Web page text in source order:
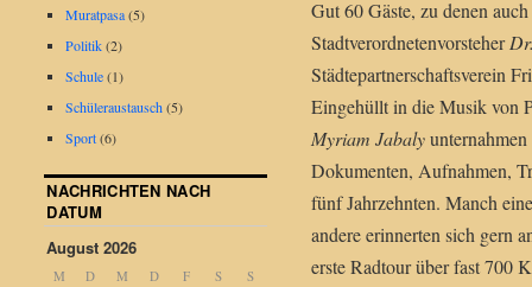
Gut 60 Gäste, zu denen
Stadtverordnetenvorsteher
Städtepartnerschaftsverein
Eingehüllt in die Musik von
Myriam Jabaly
Dokumenten, Aufnahmen,
fünf Jahrzehnten. Manch
andere erinnerten sich gern
erste Radtour über fast 700
Muratpasa(5)
Politik(2)
Schule(1)
Schüleraustausch(5)
Sport(6)
NACHRICHTEN NACH
DATUM
August 2026
M D M D F S S